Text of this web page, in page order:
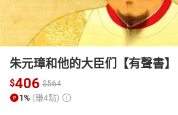
朱元璋和他的大臣们【有聲書】
$406 $564
1% (賺4點)